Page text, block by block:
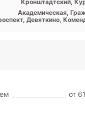
Кронштадтский,
Петроградский,
Академическая,
Девяткино,
от